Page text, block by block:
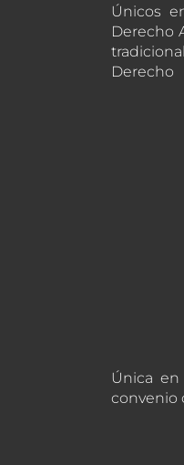
Únicos
Derecho
Derecho
Única
convenio